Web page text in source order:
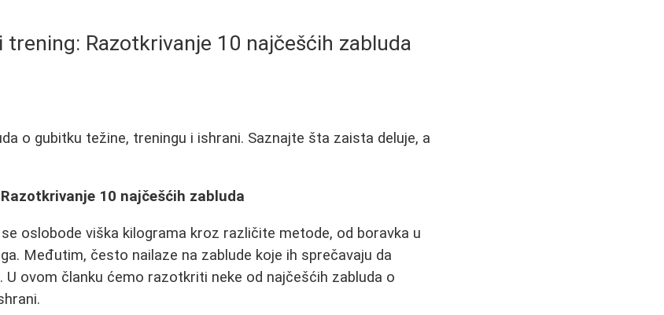
trening: Razotkrivanje 10 najčešćih zabluda
o gubitku težine, treningu i ishrani. Saznajte šta zaista deluje, a
10 najčešćih zabluda
oslobode viška kilograma kroz različite metode, od boravka u
Međutim, često nailaze na zablude koje ih sprečavaju da
ovom članku ćemo razotkriti neke od najčešćih zabluda o